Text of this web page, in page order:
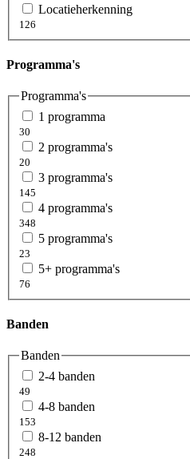
Locatieherkenning
126
Programma's
Programma's
1 programma
30
2 programma's
20
3 programma's
145
4 programma's
348
5 programma's
23
5+ programma's
76
Banden
Banden
2-4 banden
49
4-8 banden
153
8-12 banden
248